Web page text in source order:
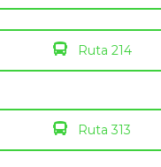
Ruta 214
Ruta 313